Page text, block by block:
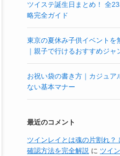
ツイステ誕生日まとめ！ 全
略完全ガイド
東京の夏休み子供イベントを
｜親子で行けるおすすめジャ
お祝い袋の書き方｜カジュア
ない基本マナー
最近のコメント
ツインレイとは魂の片割れ？
確認方法を完全解説 に ツイ